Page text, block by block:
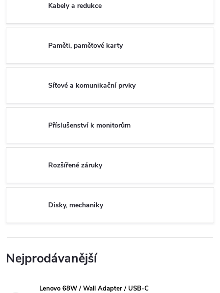
Kabely a redukce
Paměti, paměťové karty
Síťové a komunikační prvky
Příslušenství k monitorům
Rozšířené záruky
Disky, mechaniky
Nejprodávanější
Lenovo 68W / Wall Adapter / USB-C